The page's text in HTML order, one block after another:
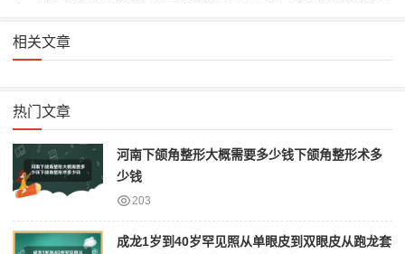
相关文章
热门文章
河南下颌角整形大概需要多少钱下颌角整形术多
少钱
203
成龙1岁到40岁罕见照从单眼皮到双眼皮从跑龙套